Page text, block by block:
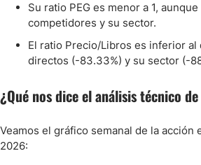
Su ratio PEG es menor a 1,
competidores y su sector.
El ratio Precio/Libros es inferior
directos (-83.33%) y su sector (-
¿Qué nos dice el análisis técnico
Veamos el gráfico semanal de la
2026: